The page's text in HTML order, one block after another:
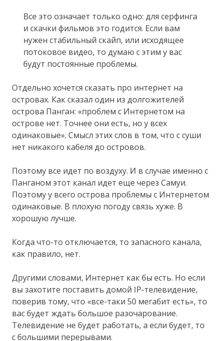
Все это означает только одно: для серфинга
и скачки фильмов это годится. Если вам
нужен стабильный скайп, или исходящее
потоковое видео, то думаю с этим у вас
будут постоянные проблемы.
Отдельно хочется сказать про интернет на
островах. Как сказал один из долгожителей
острова Панган: «проблем с Интернетом на
острове нет. Точнее они есть, но у всех
одинаковые». Смысл этих слов в том, что с суши
нет никакого кабеля до островов.
Поэтому все идет по воздуху. И в случае именно с
Панганом этот канал идет еще через Самуи.
Поэтому у всего острова проблемы с Интернетом
одинаковые. В плохую погоду связь хуже. В
хорошую лучше.
Когда что-то отключается, то запасного канала,
как правило, нет.
Другими словами, Интернет как бы есть. Но если
вы захотите поставить домой IP-телевидение,
поверив тому, что «все-таки 50 мегабит есть», то
вас будет ждать большое разочарование.
Телевидение не будет работать, а если будет, то
с большими перерывами.